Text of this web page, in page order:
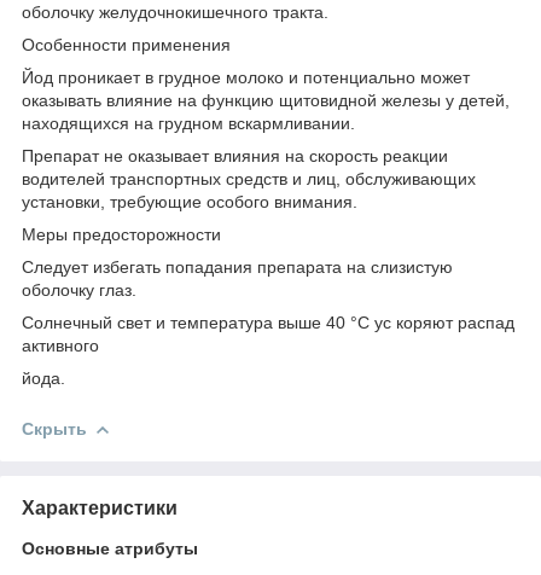
оболочку желудочно­кишечного тракта.
Особенности применения
Йод проникает в грудное молоко и потенциально может
оказывать влияние на функцию щитовидной железы у детей,
находящихся на грудном вскармливании.
Препарат не оказывает влияния на скорость реакции
водителей транспортных средств и лиц, обслуживающих
установки, требующие особого внимания.
Меры предосторожности
Следует избегать попадания препарата на слизистую
оболочку глаз.
Солнечный свет и температура выше 40 °С ус коряют распад
активного
йода.
Скрыть
Характеристики
Основные атрибуты